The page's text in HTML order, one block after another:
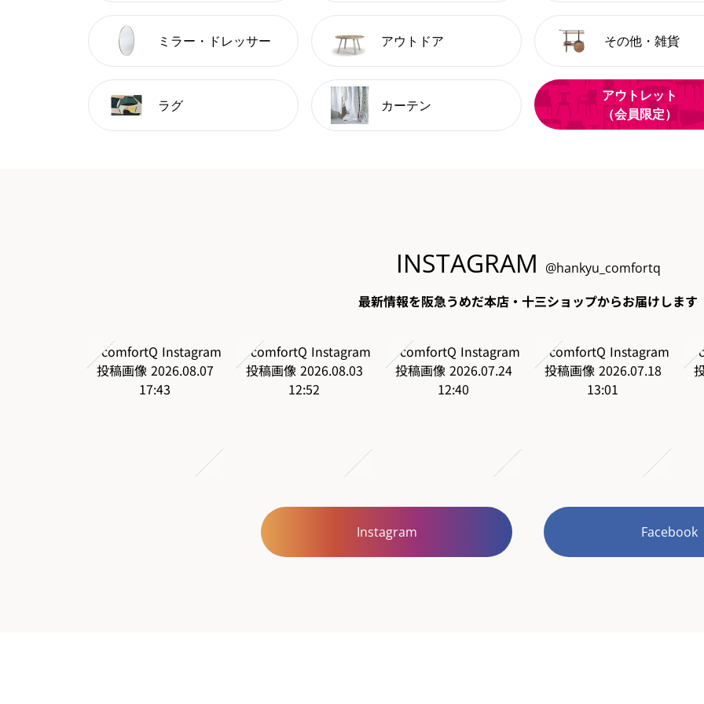
ミラー・ドレッサー アウトドア その他・雑貨
ラグ カーテン
アウトレット
（会員限定）
INSTAGRAM @hankyu_comfortq
最新情報を阪急うめだ本店・十三ショップからお届けします
Instagram Facebook